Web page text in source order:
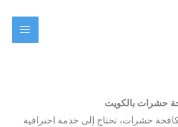
حشرات بالكويت
حشرات، تحتاج إلى خدمة احترافية